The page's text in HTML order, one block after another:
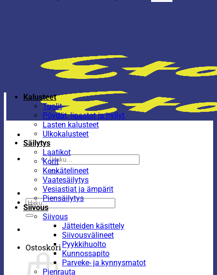
Etsi:
Etsi:
Ostoskori
Kalusteet
Tuolit
Pöydät, lipastot ja hyllyt
Lasten kalusteet
Ulkokalusteet
Säilytys
Laatikot
Korit
Kenkätelineet
Vaatesäilytys
Vesiastiat ja ämpärit
Piensäilytys
Siivous
Siivous
Jätteiden käsittely
Siivousvälineet
Pyykkihuolto
Kunnossapito
Parveke- ja kynnysmatot
Pienrauta